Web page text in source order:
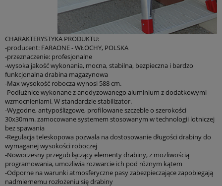
CHARAKTERYSTYKA PRODUKTU:
-producent: FARAONE - WŁOCHY, POLSKA
-przeznaczenie: profesjonalne
-wysoka jakość wykonania, mocna, stabilna, bezpieczna i bardzo
funkcjonalna drabina magazynowa
-Max wysokość robocza wynosi 588 cm.
-Podłużnice wykonane z anodyzowanego aluminium z dodatkowymi
wzmocnieniami. W standardzie stabilizator.
-Wygodne, antypoślizgowe, profilowane szczeble o szerokości
30x30mm. zamocowane systemem stosowanym w technologii lotniczej
bez spawania
-Regulacja teleskopowa pozwala na dostosowanie długości drabiny do
wymaganej wysokości roboczej
-Nowoczesny przegub łączący elementy drabiny, z możliwością
programowania, umożliwia rozwarcie ich pod różnym kątem
-Odporne na warunki atmosferyczne pasy zabezpieczające zapobiegają
nadmiernemu rozłożeniu się drabiny
Treść zapytania:
W przypadku zainteresowania produktem w ilościach
większych niż 1 szt. należy podać potrzebną ilość (potrzebne
przy wycenie)
* Wyrażam zgodę na przetwarzanie moich danych osobowych
dla potrzeb niezbędnych do realizacji zakupów w sklepie
internetowym artbud.pl. Oświadczam, że zostałam/em
poinformowana/y o tym, że: administratorem danych jest PW Art-
Bud Jan Lachowski, ul. Towarowa 28, 85-746 Bydgoszcz i
przysługuje mi prawo wglądu do swoich danych oraz ich
poprawianie, jak również cofnięcie zgody na przetwarzanie moich
danych osobowych.
Wyrażam zgodę na przesłanie informacji
handlowych/newslettara od firmy P.W. “ART-BUD” z siedzibą w